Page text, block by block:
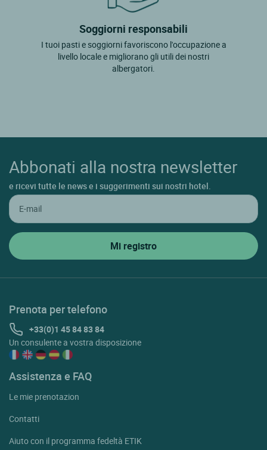
Soggiorni responsabili
I tuoi pasti e soggiorni favoriscono l'occupazione a
livello locale e migliorano gli utili dei nostri
albergatori.
Abbonati alla nostra newsletter
e ricevi tutte le news e i suggerimenti sui nostri hotel.
Prenota per telefono
+33(0)1 45 84 83 84
Un consulente a vostra disposizione
Assistenza e FAQ
Le mie prenotazion
Contatti
Aiuto con il programma fedeltà ETIK